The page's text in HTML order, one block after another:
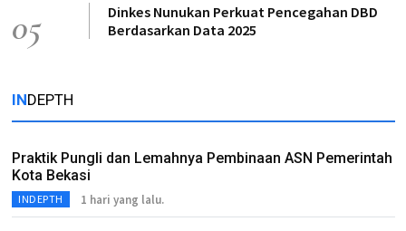
05
Dinkes Nunukan Perkuat Pencegahan DBD
Berdasarkan Data 2025
INDEPTH
Praktik Pungli dan Lemahnya Pembinaan ASN Pemerintah
Kota Bekasi
INDEPTH 1 hari yang lalu.